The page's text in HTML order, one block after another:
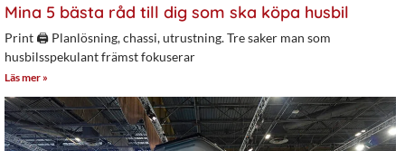
Mina 5 bästa råd till dig som ska köpa husbil
Print 🖨 Planlösning, chassi, utrustning. Tre saker man som
husbilsspekulant främst fokuserar
Läs mer »